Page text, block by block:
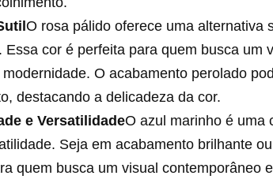
O rosa pálido oferece uma alternativa
cor é perfeita para quem busca um
O acabamento perolado
destacando a delicadeza da cor.
e VersatilidadeO azul marinho é uma
Seja em acabamento brilhante
quem busca um visual contemporâneo